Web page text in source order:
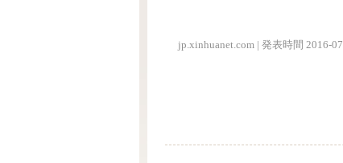
jp.xinhuanet.com | 発表時間 2016-